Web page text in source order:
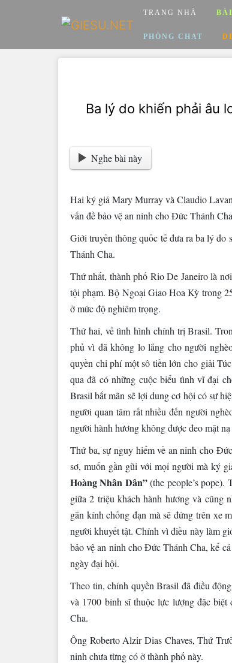
TRANG NHÀ
PHÒNG CHAT
Ba lý do khiến phải âu
Nghe bài này
Hai ký giả Mary Murray và Claudio
vấn đề bảo vệ an ninh cho Đức Thánh
Giới truyền thông quốc tế đưa ra ba lý
Thánh Cha.
Thứ nhất, thành phố Rio De Janeiro là
tội phạm. Bộ Ngoại Giao Hoa Kỳ trong
ở mức độ nghiêm trọng.
Thứ hai, về tình hình chính trị Brasil.
phủ vì đã không lo lắng cho người
quyền chi phí một sô tiền lớn cho giải
qua đã có những cuộc biểu tình vĩ đại
Brasil bất mãn sẽ lợi dung cơ hội có sự
người quan tâm rất nhiều đến người
người hành hương không được đeo mặt
Thứ ba, sự nguy hiểm về an ninh cho
sơ, muốn gần gũi với mọi người mà ký
Hoàng Nhân Dân”(the people’s
giữa 2 triệu khách hành hương và cũng
gắn kính chống đạn mà sẽ đứng trên xe
người khuyết tật. Chính vì điều này làm
bảo vệ an ninh cho Đức Thánh Cha, kể
ngày đại hội.
Theo tin, chính quyền Brasil đã điều
và 1700 binh sĩ thuộc lực lượng đặc
Cha.
Ông Roberto Alzir Dias Chaves, Thứ
ninh chưa từng có ở thành phố này.